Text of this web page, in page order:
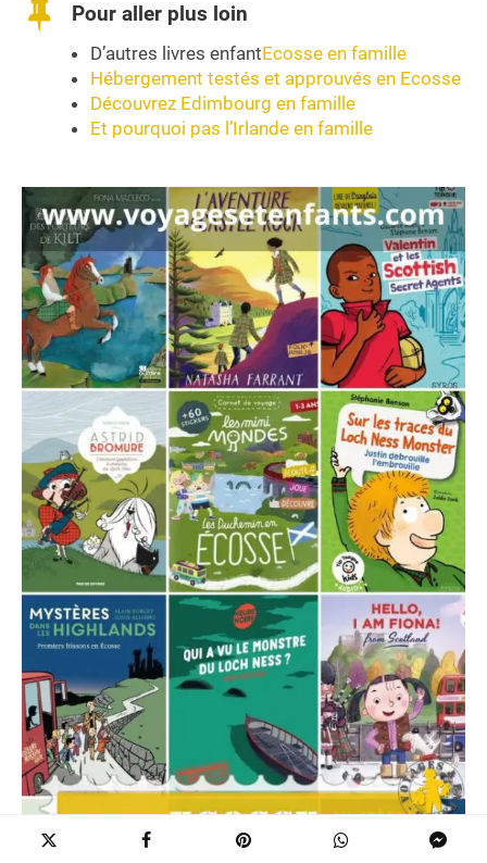
Pour aller plus loin
D’autres livres enfantEcosse en famille
Hébergement testés et approuvés en Ecosse
Découvrez Edimbourg en famille
Et pourquoi pas l’Irlande en famille